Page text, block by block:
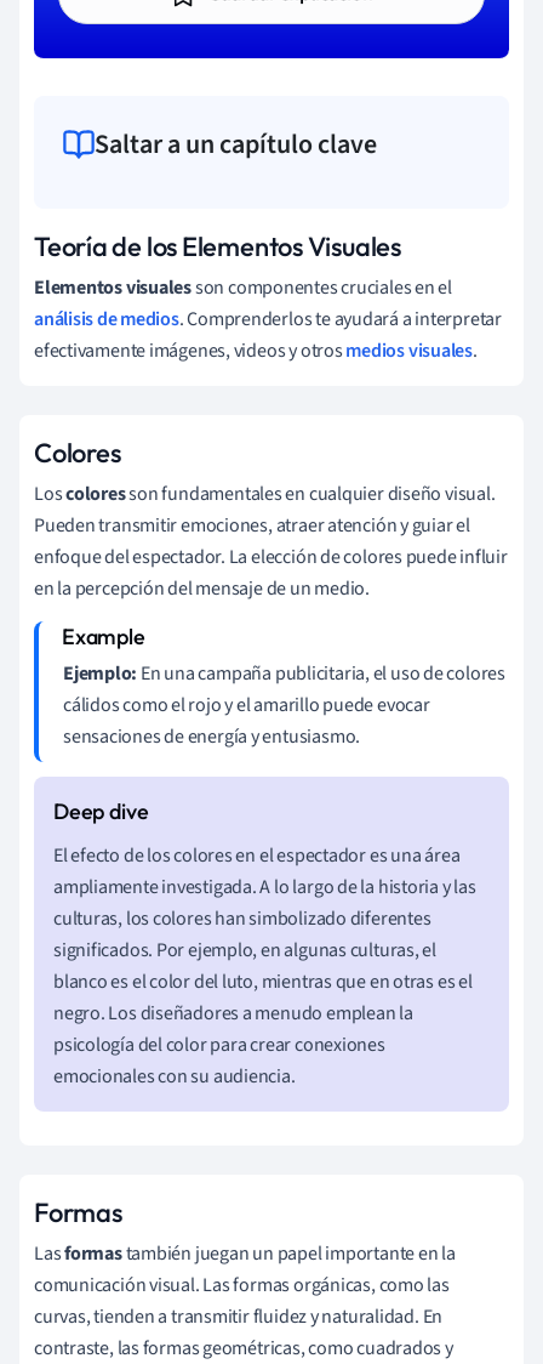
Saltar a un capítulo clave
Teoría de los Elementos Visuales
Elementos visualesson componentes cruciales en el
análisis de medios. Comprenderlos te ayudará a interpretar
efectivamente imágenes, videos y otrosmedios visuales.
Colores
Loscoloresson fundamentales en cualquier diseño visual.
Pueden transmitir emociones, atraer atención y guiar el
enfoque del espectador. La elección de colores puede influir
en la percepción del mensaje de un medio.
Ejemplo: En una campaña publicitaria, el uso de colores
cálidos como el rojo y el amarillo puede evocar
sensaciones de energía y entusiasmo.
El efecto de los colores en el espectador es una área
ampliamente investigada. A lo largo de la historia y las
culturas, los colores han simbolizado diferentes
significados. Por ejemplo, en algunas culturas, el
blanco es el color del luto, mientras que en otras es el
negro. Los diseñadores a menudo emplean la
psicología del color para crear conexiones
emocionales con su audiencia.
Formas
Lasformastambién juegan un papel importante en la
comunicación visual. Las formas orgánicas, como las
curvas, tienden a transmitir fluidez y naturalidad. En
contraste, las formas geométricas, como cuadrados y